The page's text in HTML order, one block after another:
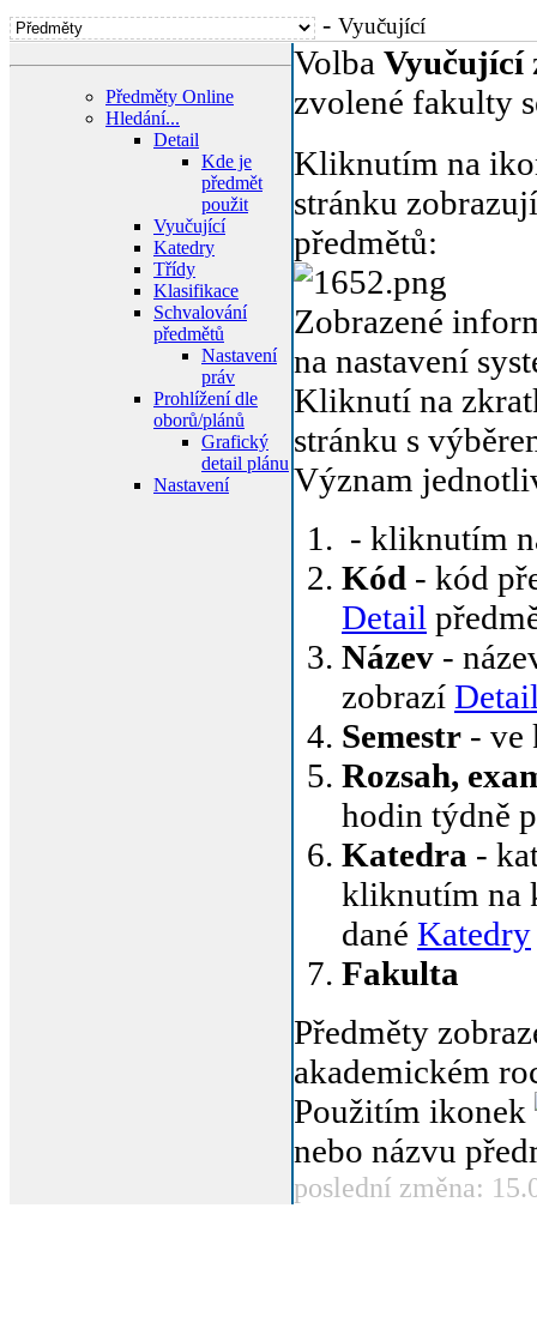
- Vyučující
Předměty Online
Hledání...
Detail
Kde je
předmět
použit
Vyučující
Katedry
Třídy
Klasifikace
Schvalování
předmětů
Nastavení
práv
Prohlížení dle
oborů/plánů
Grafický
detail plánu
Nastavení
Volba Vyučující
zvolené fakulty
Kliknutím na
stránku
předmětů:
Zobrazené
na nastavení
Kliknutí na
stránku s
Význam
- kliknutím
Kód - kód
Detail
Název -
zobrazí
Semestr - ve
Rozsah,
hodin týdně
Katedra -
kliknutím na
dané Katedry
Fakulta
Předměty
akademickém
Použitím ikonek
nebo názvu
poslední změna: